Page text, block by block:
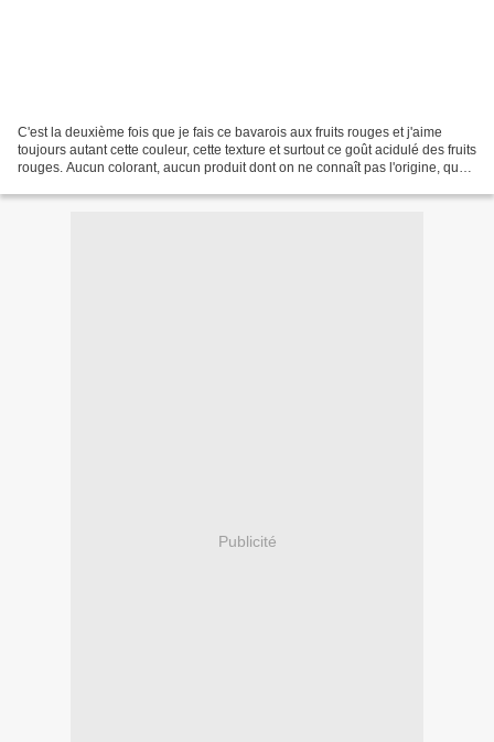
C'est la deuxième fois que je fais ce bavarois aux fruits rouges et j'aime
toujours autant cette couleur, cette texture et surtout ce goût acidulé des fruits
rouges. Aucun colorant, aucun produit dont on ne connaît pas l'origine, que
Publicité